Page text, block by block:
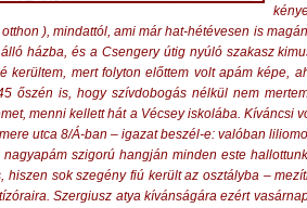
), mindattól, ami már hat-hétévesen is
házba, és a Csengery útig nyúló szakasz
kerültem, mert folyton előttem volt apám képe,
őszén is, hogy szívdobogás nélkül nem
menni kellett hát a Vécsey iskolába. Kíváncsi
utca 8/Á-ban – igazat beszél-e: valóban
szigorú hangján minden este
hiszen sok szegény fiú került az osztályba –
Szergiusz atya kívánságára ezért